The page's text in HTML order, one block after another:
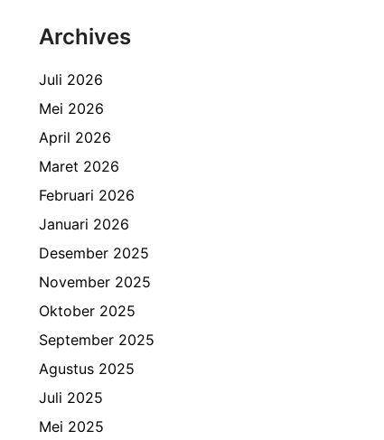
Archives
Juli 2026
Mei 2026
April 2026
Maret 2026
Februari 2026
Januari 2026
Desember 2025
November 2025
Oktober 2025
September 2025
Agustus 2025
Juli 2025
Mei 2025